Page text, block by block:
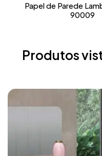
Papel de Parede
90009
Produtos